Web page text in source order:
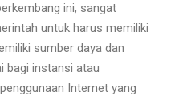
ini, sangat
untuk harus memiliki
sumber daya dan
bagi instansi atau
Internet yang